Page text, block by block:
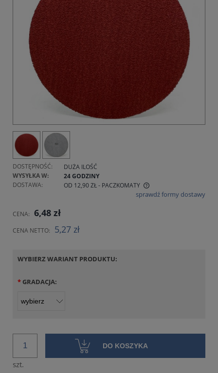
DOSTĘPNOŚĆ:
DUŻA ILOŚĆ
WYSYŁKA W:
24 GODZINY
DOSTAWA:
OD 12,90 ZŁ- PACZKOMATY
CENA NIE ZAWIERA EWENTUALNYCH KOSZTÓW PŁATNOŚCI
sprawdź formy dostawy
CENA: 6,48 zł
CENA NETTO: 5,27 zł
WYBIERZ WARIANT PRODUKTU:
* GRADACJA:
szt.
DO KOSZYKA